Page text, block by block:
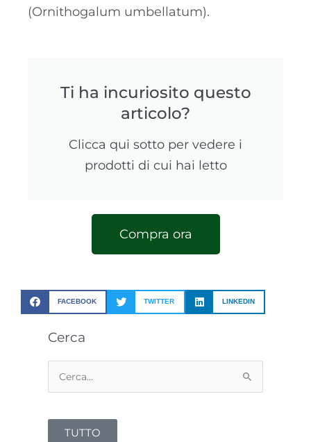
(Ornithogalum umbellatum).
Ti ha incuriosito questo
articolo?
Clicca qui sotto per vedere i
prodotti di cui hai letto
Compra ora
FACEBOOK TWITTER LINKEDIN
Cerca
Cerca:
TUTTO